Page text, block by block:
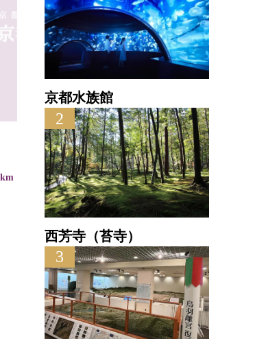
京都水族館
2
西芳寺（苔寺）
3